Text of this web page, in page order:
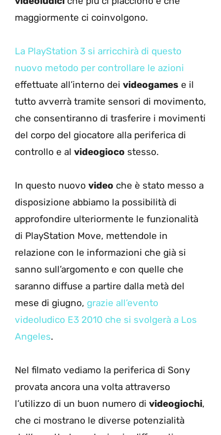
maggiormente ci coinvolgono.
La PlayStation 3 si arricchirà di questo
nuovo metodo per controllare le azioni
effettuate all’interno dei videogames e il
tutto avverrà tramite sensori di movimento,
che consentiranno di trasferire i movimenti
del corpo del giocatore alla periferica di
controllo e al videogioco stesso.
In questo nuovo video che è stato messo a
disposizione abbiamo la possibilità di
approfondire ulteriormente le funzionalità
di PlayStation Move, mettendole in
relazione con le informazioni che già si
sanno sull’argomento e con quelle che
saranno diffuse a partire dalla metà del
mese di giugno, grazie all’evento
videoludico E3 2010 che si svolgerà a Los
Angeles.
Nel filmato vediamo la periferica di Sony
provata ancora una volta attraverso
l’utilizzo di un buon numero di videogiochi,
che ci mostrano le diverse potenzialità